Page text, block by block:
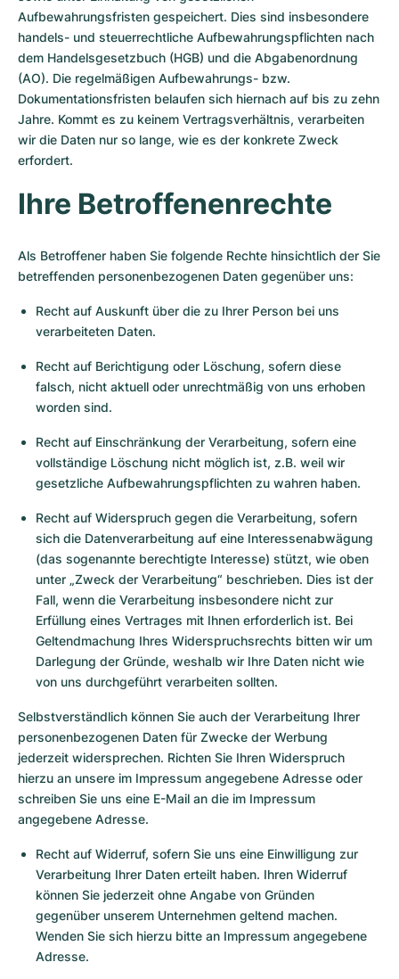
Aufbewahrungsfristen gespeichert. Dies sind insbesondere
handels- und steuerrechtliche Aufbewahrungspflichten nach
dem Handelsgesetzbuch (HGB) und die Abgabenordnung
(AO). Die regelmäßigen Aufbewahrungs- bzw.
Dokumentationsfristen belaufen sich hiernach auf bis zu zehn
Jahre. Kommt es zu keinem Vertragsverhältnis, verarbeiten
wir die Daten nur so lange, wie es der konkrete Zweck
erfordert.
Ihre Betroffenenrechte
Als Betroffener haben Sie folgende Rechte hinsichtlich der Sie
betreffenden personenbezogenen Daten gegenüber uns:
Recht auf Auskunft über die zu Ihrer Person bei uns
verarbeiteten Daten.
Recht auf Berichtigung oder Löschung, sofern diese
falsch, nicht aktuell oder unrechtmäßig von uns erhoben
worden sind.
Recht auf Einschränkung der Verarbeitung, sofern eine
vollständige Löschung nicht möglich ist, z.B. weil wir
gesetzliche Aufbewahrungspflichten zu wahren haben.
Recht auf Widerspruch gegen die Verarbeitung, sofern
sich die Datenverarbeitung auf eine Interessenabwägung
(das sogenannte berechtigte Interesse) stützt, wie oben
unter „Zweck der Verarbeitung“ beschrieben. Dies ist der
Fall, wenn die Verarbeitung insbesondere nicht zur
Erfüllung eines Vertrages mit Ihnen erforderlich ist. Bei
Geltendmachung Ihres Widerspruchsrechts bitten wir um
Darlegung der Gründe, weshalb wir Ihre Daten nicht wie
von uns durchgeführt verarbeiten sollten.
Selbstverständlich können Sie auch der Verarbeitung Ihrer
personenbezogenen Daten für Zwecke der Werbung
jederzeit widersprechen. Richten Sie Ihren Widerspruch
hierzu an unsere im Impressum angegebene Adresse oder
schreiben Sie uns eine E-Mail an die im Impressum
angegebene Adresse.
Recht auf Widerruf, sofern Sie uns eine Einwilligung zur
Verarbeitung Ihrer Daten erteilt haben. Ihren Widerruf
können Sie jederzeit ohne Angabe von Gründen
gegenüber unserem Unternehmen geltend machen.
Wenden Sie sich hierzu bitte an Impressum angegebene
Adresse.